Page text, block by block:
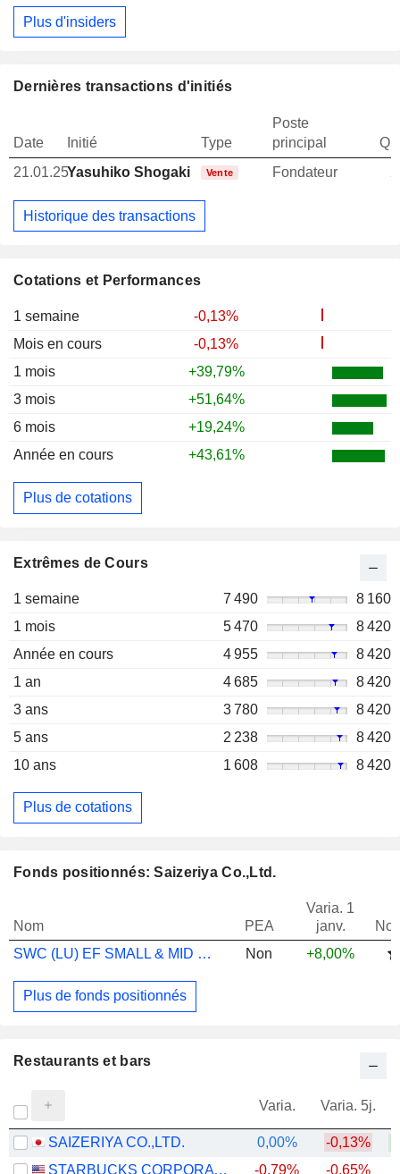
Cotations et Performances
1 semaine
-0,13%
Mois en cours
-0,13%
1 mois
+39,79%
3 mois
+51,64%
6 mois
+19,24%
Année en cours
+43,61%
Plus de cotations
Extrêmes de Cours
1 semaine 7 490
8 160
1 mois
5 470
8 420
Année en cours
4 955
8 420
1 an
4 685
8 420
3 ans
3 780
8 420
5 ans
2 238
8 420
10 ans
1 608 8 420
Plus de cotations
Plus d'insiders
Dernières transactions d'initiés
Date Initié Type
Poste
principal
21.01.25Yasuhiko Shogaki Vente Fondateur
Historique des transactions
Fonds positionnés: Saizeriya Co.,Ltd.
Nom PEA
Varia. 1
janv.
SWC (LU) EF SMALL & MID CAPS JPN DT
Non +8,00%
Plus de fonds positionnés
Restaurants et bars
Varia. Varia. 5j.
SAIZERIYA CO.,LTD. 0,00% -0,13%
STARBUCKS CORPORATION
-0,79% -0,65%